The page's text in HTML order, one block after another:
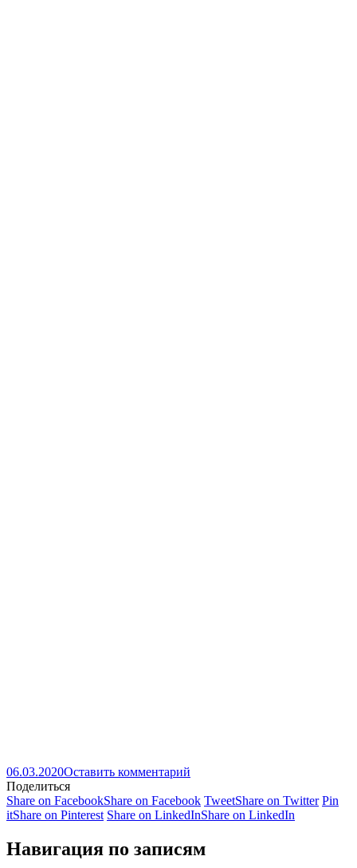
06.03.2020Оставить комментарий
Поделиться
Share on FacebookShare on Facebook TweetShare on Twitter Pin
itShare on Pinterest Share on LinkedInShare on LinkedIn
Навигация по записям